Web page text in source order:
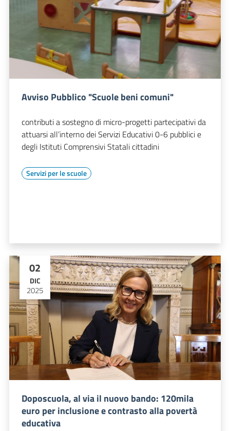
Avviso Pubblico "Scuole beni comuni"
contributi a sostegno di micro-progetti partecipativi da
attuarsi all’interno dei Servizi Educativi 0-6 pubblici e
degli Istituti Comprensivi Statali cittadini
Servizi per le scuole
02
DIC
2025
Doposcuola, al via il nuovo bando: 120mila
euro per inclusione e contrasto alla povertà
educativa